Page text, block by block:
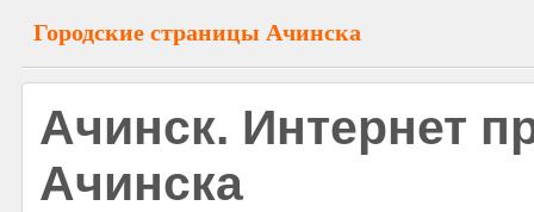
Городские страницы Ачинска
Ачинск. Интернет
Ачинска